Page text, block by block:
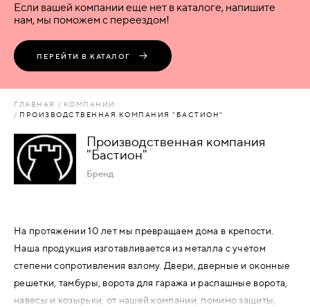
ПЕРЕГОРОДКИ
КОМПЛЕКТУЮЩИЕ
И
ДОМ"
Если вашей компании еще нет в каталоге, напишите
нам, мы поможем с переездом!
ПЕРЕЙТИ В КАТАЛОГ
ГЛАВНАЯ
КОМПАНИИ
ПРОИЗВОДСТВЕННАЯ КОМПАНИЯ "БАСТИОН"
Производственная компания
"Бастион"
Бренд
На протяжении 10 лет мы превращаем дома в крепости.
Наша продукция изготавливается из металла с учетом
степени сопротивления взлому. Двери, дверные и оконные
решетки, тамбуры, ворота для гаража и распашные ворота,
навесы и козырьки, от нашей компании, помимо защиты,